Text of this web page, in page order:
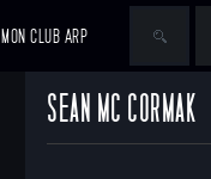
MON CLUB ARP
SEAN MC CORMAK